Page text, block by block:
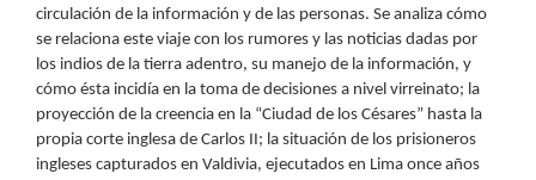
circulación de la información y de las personas. Se analiza cómo
se relaciona este viaje con los rumores y las noticias dadas por
los indios de la tierra adentro, su manejo de la información, y
cómo ésta incidía en la toma de decisiones a nivel virreinato; la
proyección de la creencia en la “Ciudad de los Césares” hasta la
propia corte inglesa de Carlos II; la situación de los prisioneros
ingleses capturados en Valdivia, ejecutados en Lima once años